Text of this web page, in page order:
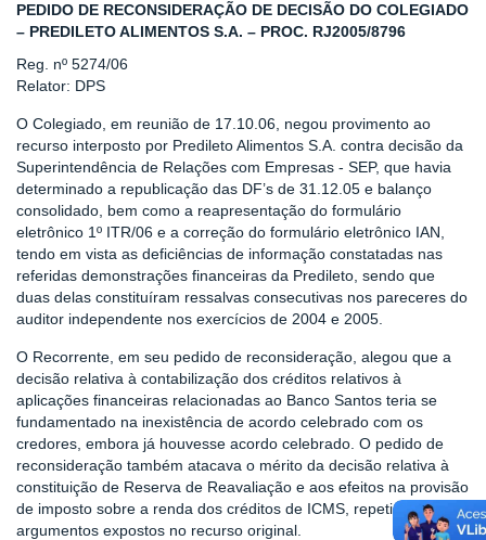
PEDIDO DE RECONSIDERAÇÃO DE DECISÃO DO COLEGIADO
– PREDILETO ALIMENTOS S.A. – PROC. RJ2005/8796
Reg. nº 5274/06
Relator: DPS
O Colegiado, em reunião de 17.10.06, negou provimento ao
recurso interposto por Predileto Alimentos S.A. contra decisão da
Superintendência de Relações com Empresas - SEP, que havia
determinado a republicação das DF’s de 31.12.05 e balanço
consolidado, bem como a reapresentação do formulário
eletrônico 1º ITR/06 e a correção do formulário eletrônico IAN,
tendo em vista as deficiências de informação constatadas nas
referidas demonstrações financeiras da Predileto, sendo que
duas delas constituíram ressalvas consecutivas nos pareceres do
auditor independente nos exercícios de 2004 e 2005.
O Recorrente, em seu pedido de reconsideração, alegou que a
decisão relativa à contabilização dos créditos relativos à
aplicações financeiras relacionadas ao Banco Santos teria se
fundamentado na inexistência de acordo celebrado com os
credores, embora já houvesse acordo celebrado. O pedido de
reconsideração também atacava o mérito da decisão relativa à
constituição de Reserva de Reavaliação e aos efeitos na provisão
de imposto sobre a renda dos créditos de ICMS, repetindo os
argumentos expostos no recurso original.